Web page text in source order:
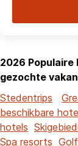
2026 Populaire
gezochte
Stedentrips
beschikbare
hotels
Spa resorts